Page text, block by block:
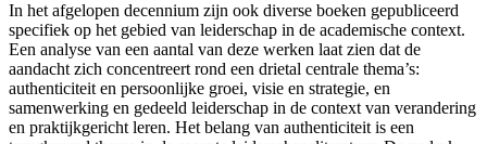
In het afgelopen decennium zijn ook diverse boeken gepubliceerd
specifiek op het gebied van leiderschap in de academische context.
Een analyse van een aantal van deze werken laat zien dat de
aandacht zich concentreert rond een drietal centrale thema’s:
authenticiteit en persoonlijke groei, visie en strategie, en
samenwerking en gedeeld leiderschap in de context van verandering
en praktijkgericht leren. Het belang van authenticiteit is een